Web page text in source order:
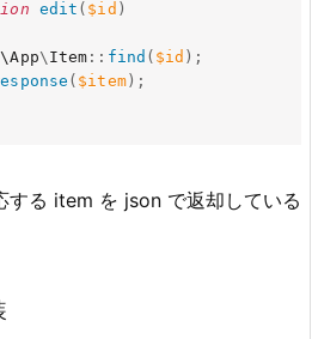
edit ( $id )
\App\ Item : : find ( $id ) ;
( $item) ;
する item を json で返却している